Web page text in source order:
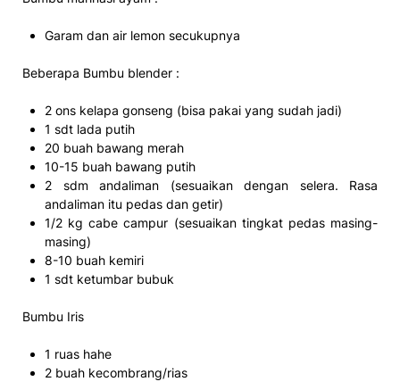
Garam dan air lemon secukupnya
Beberapa Bumbu blender :
2 ons kelapa gonseng (bisa pakai yang sudah jadi)
1 sdt lada putih
20 buah bawang merah
10-15 buah bawang putih
2 sdm andaliman (sesuaikan dengan selera. Rasa
andaliman itu pedas dan getir)
1/2 kg cabe campur (sesuaikan tingkat pedas masing-
masing)
8-10 buah kemiri
1 sdt ketumbar bubuk
Bumbu Iris
1 ruas hahe
2 buah kecombrang/rias